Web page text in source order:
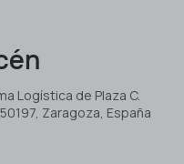
Logística de Plaza C.
Zaragoza, España